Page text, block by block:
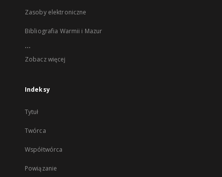
Zasoby elektroniczne
Bibliografia Warmii i Mazur
...
Zobacz więcej
Indeksy
Tytuł
Twórca
Współtwórca
Powiązanie